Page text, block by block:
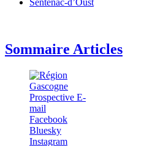
Sommaire Articles